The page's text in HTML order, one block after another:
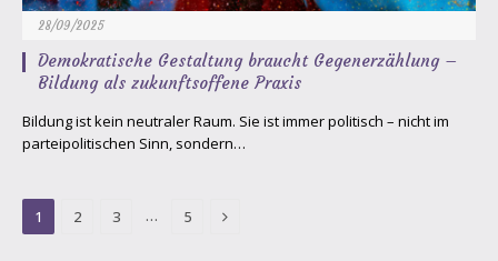
28/09/2025
Demokratische Gestaltung braucht Gegenerzählung –
Bildung als zukunftsoffene Praxis
Bildung ist kein neutraler Raum. Sie ist immer politisch – nicht im
parteipolitischen Sinn, sondern…
1 2 3 … 5 Next